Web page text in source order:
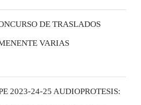
DE TRASLADOS
VARIAS
2023-24-25 AUDIOPROTESIS: